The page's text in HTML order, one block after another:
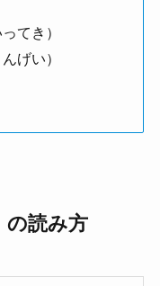
てき）
げい）
の読み方